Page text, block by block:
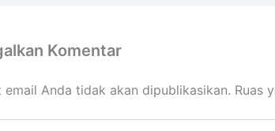
Komentar
email Anda tidak akan dipublikasikan. Ruas